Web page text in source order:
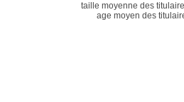
taille moyenne des
age moyen des